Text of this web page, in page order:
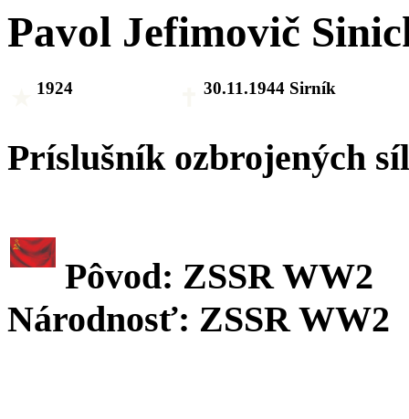
Pavol Jefimovič
1924 30.11.1944 Sirník
Príslušník ozbrojených síl
Pôvod: ZSSR WW2
Národnosť: ZSSR WW2